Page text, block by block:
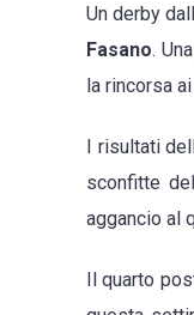
Un derby
Fasano.
la rincorsa
I risultati
sconfitte
aggancio al
Il quarto